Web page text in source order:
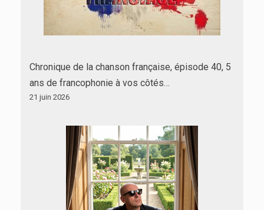
Chronique de la chanson française, épisode 40, 5
ans de francophonie à vos côtés…
21 juin 2026